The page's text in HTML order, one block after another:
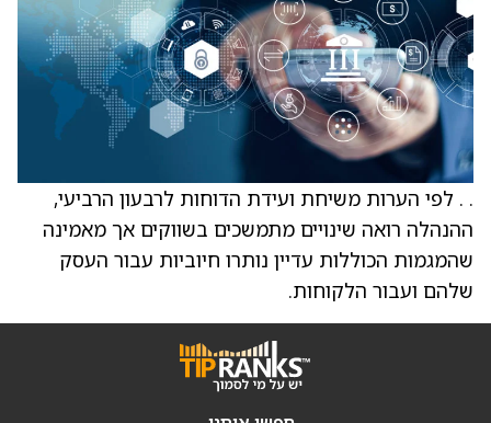
. . לפי הערות משיחת ועידת הדוחות לרבעון הרביעי,
ההנהלה רואה שינויים מתמשכים בשווקים אך מאמינה
שהמגמות הכוללות עדיין נותרו חיוביות עבור העסק
שלהם ועבור הלקוחות.